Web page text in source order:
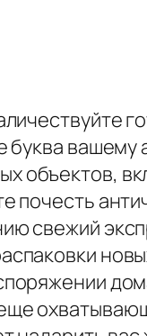
вашему
объектов,
почесть
свежий